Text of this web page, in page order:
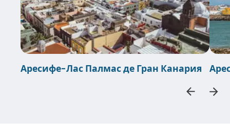
Аресифе-Лас Палмас де Гран Канария